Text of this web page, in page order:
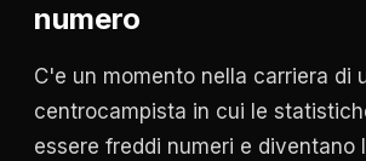
numero
C'e un momento nella carriera di
centrocampista in cui le
essere freddi numeri e diventano